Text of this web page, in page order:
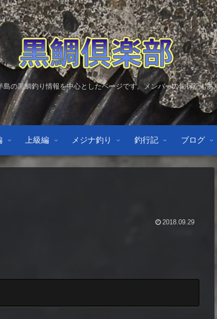
島の黒鯛釣り情報を中心としたページです。メンバーの釣行記もあ
上級編 メジナ釣り 釣行記 ブログ
2018.09.29